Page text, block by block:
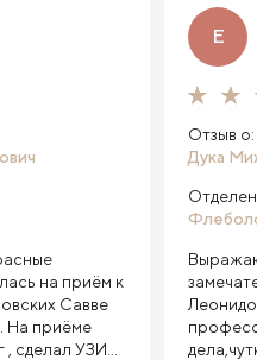
на приём к
Савве
На приёме
, сделал УЗИ
Е
Отзыв о:
Дука